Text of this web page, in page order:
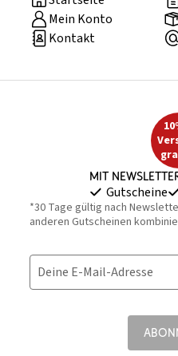
Mein Konto
Kontakt
Mit
Gutscheine
*30 Tage gültig nach
anderen Gutscheinen
Deine E-Mail-Adresse